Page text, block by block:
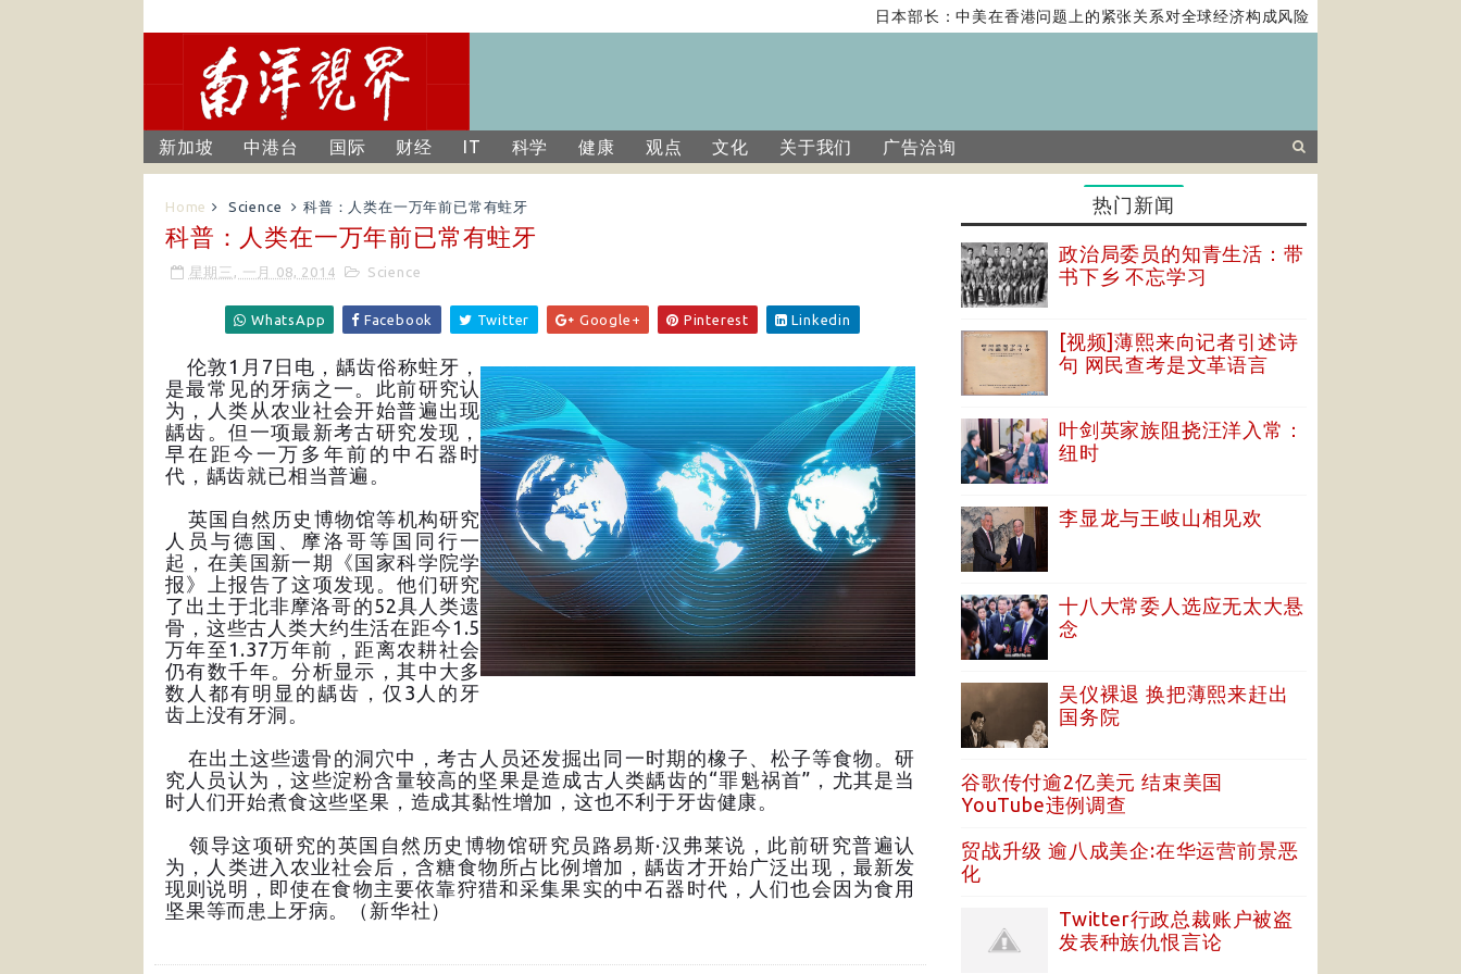
日本部长：中美在香港问题上的紧张关系对全球经济构成风险
新加坡 中港台 国际 财经 IT 科学 健康 观点 文化 关于我们 广告洽询
Home Science 科普：人类在一万年前已常有蛀牙
科普：人类在一万年前已常有蛀牙
星期三, 一月 08, 2014 Science
WhatsApp Facebook Twitter Google+ Pinterest Linkedin
伦敦1月7日电，龋齿俗称蛀牙，
是最常见的牙病之一。此前研究认
为，人类从农业社会开始普遍出现
龋齿。但一项最新考古研究发现，
早在距今一万多年前的中石器时
代，龋齿就已相当普遍。
英国自然历史博物馆等机构研究
人员与德国、摩洛哥等国同行一
起，在美国新一期《国家科学院学
报》上报告了这项发现。他们研究
了出土于北非摩洛哥的52具人类遗
骨，这些古人类大约生活在距今1.5
万年至1.37万年前，距离农耕社会
仍有数千年。分析显示，其中大多
数人都有明显的龋齿，仅3人的牙
齿上没有牙洞。
在出土这些遗骨的洞穴中，考古人员还发掘出同一时期的橡子、松子等食物。研
究人员认为，这些淀粉含量较高的坚果是造成古人类龋齿的“罪魁祸首”，尤其是当
时人们开始煮食这些坚果，造成其黏性增加，这也不利于牙齿健康。
领导这项研究的英国自然历史博物馆研究员路易斯·汉弗莱说，此前研究普遍认
为，人类进入农业社会后，含糖食物所占比例增加，龋齿才开始广泛出现，最新发
现则说明，即使在食物主要依靠狩猎和采集果实的中石器时代，人们也会因为食用
坚果等而患上牙病。（新华社）
热门新闻
政治局委员的知青生活：带
书下乡 不忘学习
[视频]薄熙来向记者引述诗
句 网民查考是文革语言
叶剑英家族阻挠汪洋入常：
纽时
李显龙与王岐山相见欢
十八大常委人选应无太大悬
念
吴仪裸退 换把薄熙来赶出
国务院
谷歌传付逾2亿美元 结束美国
YouTube违例调查
贸战升级 逾八成美企:在华运营前景恶
化
Twitter行政总裁账户被盗
发表种族仇恨言论